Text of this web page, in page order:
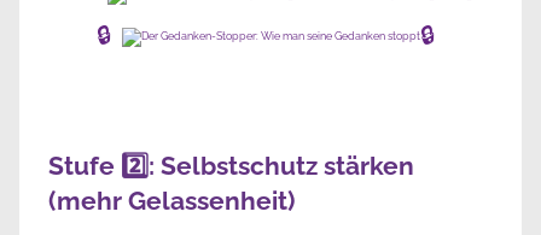
🔒 🔒
Stufe 2️⃣: Selbstschutz stärken
(mehr Gelassenheit)